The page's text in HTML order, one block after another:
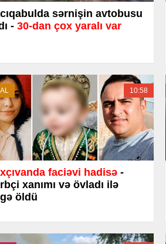
sərnişin avtobusu
- 30-dan çox yaralı var
10:58
faciəvi hadisə -
xanımı və övladı ilə
öldü